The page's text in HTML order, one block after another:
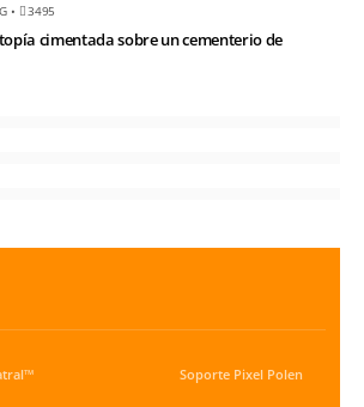
• 3495
cimentada sobre un cementerio de
Soporte Pixel Polen